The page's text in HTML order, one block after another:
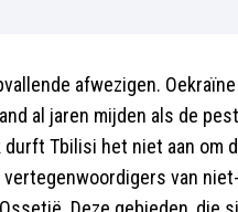
afwezigen.
al jaren mijden als de
durft Tbilisi het niet aan om
van